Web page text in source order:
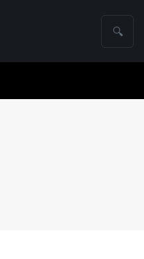
🔍